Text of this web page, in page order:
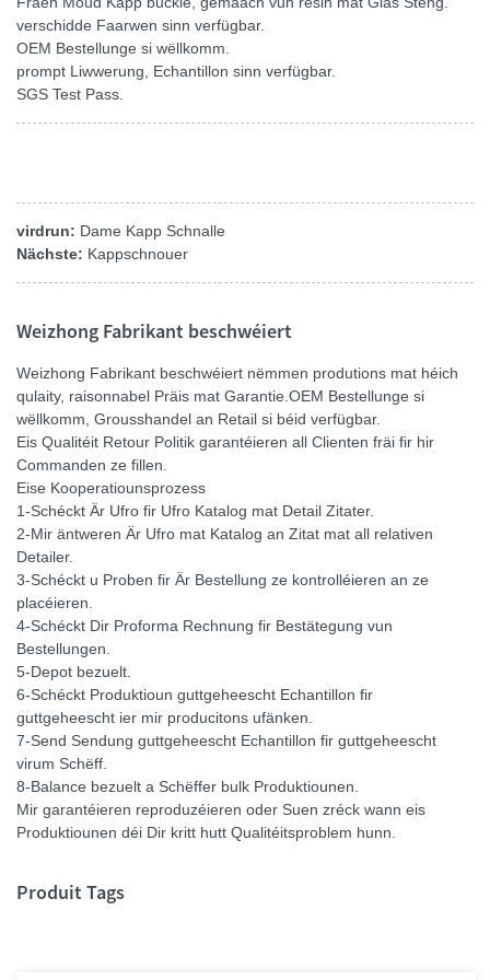
verschidde Faarwen sinn verfügbar.
OEM Bestellunge si wëllkomm.
prompt Liwwerung, Echantillon sinn verfügbar.
SGS Test Pass.
virdrun: Dame Kapp Schnalle
Nächste: Kappschnouer
Weizhong Fabrikant beschwéiert
Weizhong Fabrikant beschwéiert nëmmen produtions mat héich
qulaity, raisonnabel Präis mat Garantie.OEM Bestellunge si
wëllkomm, Grousshandel an Retail si béid verfügbar.
Eis Qualitéit Retour Politik garantéieren all Clienten fräi fir hir
Commanden ze fillen.
Eise Kooperatiounsprozess
1-Schéckt Är Ufro fir Ufro Katalog mat Detail Zitater.
2-Mir äntweren Är Ufro mat Katalog an Zitat mat all relativen
Detailer.
3-Schéckt u Proben fir Är Bestellung ze kontrolléieren an ze
placéieren.
4-Schéckt Dir Proforma Rechnung fir Bestätegung vun
Bestellungen.
5-Depot bezuelt.
6-Schéckt Produktioun guttgeheescht Echantillon fir
guttgeheescht ier mir producitons ufänken.
7-Send Sendung guttgeheescht Echantillon fir guttgeheescht
virum Schëff.
8-Balance bezuelt a Schëffer bulk Produktiounen.
Mir garantéieren reproduzéieren oder Suen zréck wann eis
Produktiounen déi Dir kritt hutt Qualitéitsproblem hunn.
Produit Tags